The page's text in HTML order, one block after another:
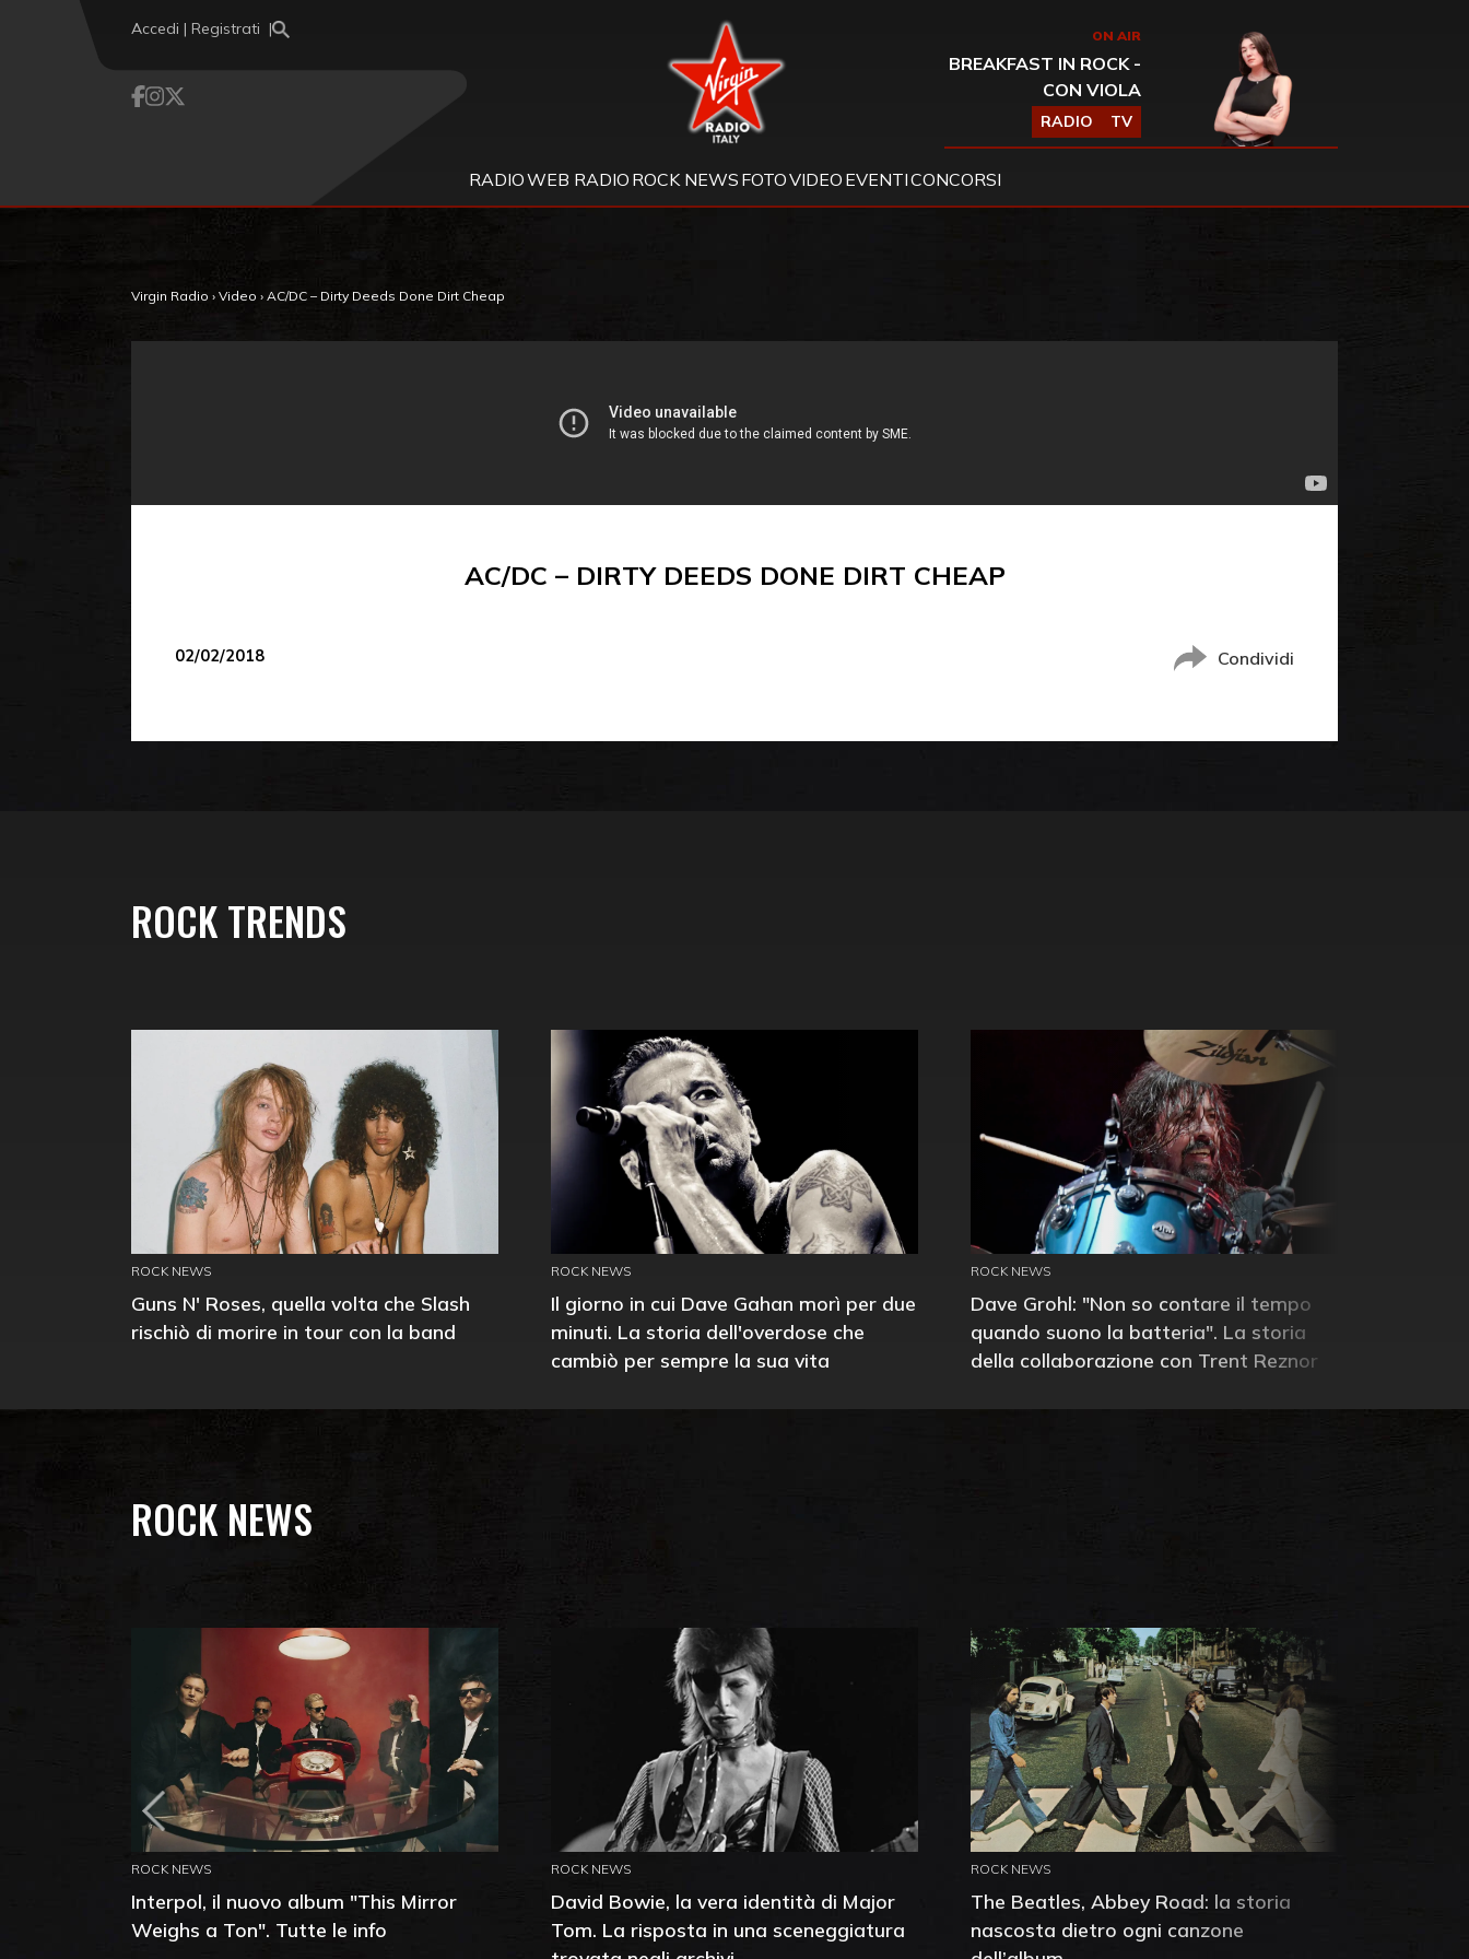
Accedi | Registrati Virgin Radio ON AIR
BREAKFAST IN ROCK -
CON VIOLA
RADIO TV
RADIOWEB RADIO ROCK NEWS FOTOVIDEO EVENTICONCORSI
Virgin Radio › Video › AC/DC – Dirty Deeds Done Dirt Cheap
AC/DC – DIRTY DEEDS DONE DIRT CHEAP
02/02/2018 Condividi
ROCK TRENDS
ROCK NEWS
Guns N' Roses, quella volta che Slash
rischiò di morire in tour con la band
ROCK NEWS
Il giorno in cui Dave Gahan morì per due
minuti. La storia dell'overdose che
cambiò per sempre la sua vita
ROCK NEWS
Dave Grohl: "Non so contare il tempo
quando suono la batteria". La storia
della collaborazione con Trent Reznor
ROCK NEWS
ROCK NEWS
Interpol, il nuovo album "This Mirror
Weighs a Ton". Tutte le info
ROCK NEWS
David Bowie, la vera identità di Major
Tom. La risposta in una sceneggiatura
ROCK NEWS
The Beatles, Abbey Road: la storia
nascosta dietro ogni canzone